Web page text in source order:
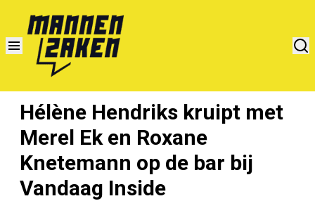
Hélène Hendriks kruipt met
Merel Ek en Roxane
Knetemann op de bar bij
Vandaag Inside